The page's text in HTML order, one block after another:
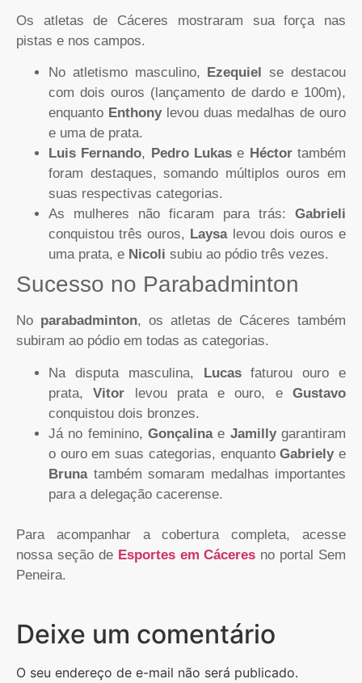
Os atletas de Cáceres mostraram sua força nas
pistas e nos campos.
No atletismo masculino, Ezequiel
se destacou
com dois ouros (lançamento de dardo e 100m),
enquanto Enthonylevou duas medalhas de ouro
e uma de prata.
Luis Fernando, Pedro Lukas e Héctortambém
foram destaques, somando múltiplos ouros em
suas respectivas categorias.
As mulheres não ficaram para trás: Gabrieli
conquistou três ouros, Laysalevou dois ouros e
uma prata, e Nicoli subiu ao pódio três vezes.
Sucesso no Parabadminton
No parabadminton, os atletas de Cáceres também
subiram ao pódio em todas as categorias.
Na disputa masculina, Lucasfaturou ouro e
prata,Vitor levou prata e ouro, eGustavo
conquistou dois bronzes.
Já no feminino, Gonçalinae Jamillygarantiram
o ouro em suas categorias, enquantoGabrielye
Brunatambém somaram medalhas importantes
para a delegação cacerense.
Para acompanhar a cobertura completa, acesse
nossa seção de Esportes em Cáceres no portal Sem
Peneira.
Deixe um comentário
O seu endereço de e-mail não será publicado.